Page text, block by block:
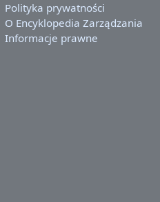
Polityka prywatności
O Encyklopedia Zarządzania
Informacje prawne